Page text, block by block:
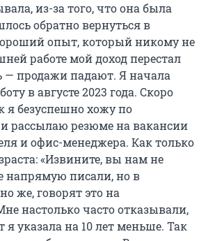
из-за того, что она была
обратно вернуться в
опыт, который никому не
работе мой доход перестал
— продажи падают. Я начала
в августе 2023 года. Скоро
я безуспешно хожу по
рассылаю резюме на вакансии
и офис-менеджера. Как только
«Извините, вы нам не
напрямую писали, но в
же, говорят это на
настолько часто отказывали,
я указала на 10 лет меньше. Так